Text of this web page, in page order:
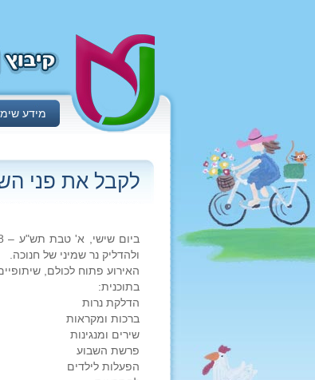
מידע
לקבל את פני
ולהדליק נר שמיני של חנוכה.
האירוע פתוח לכולם,
בתוכנית:
הדלקת נרות
ברכות ומקראות
שירים ומנגינות
פרשת השבוע
הפעלות לילדים